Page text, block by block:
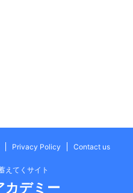
Privacy Policy Contact us
えてくサイト
カデミー